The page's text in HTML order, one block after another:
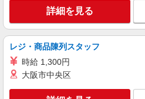
サービス付き高
時
時給1,193円〜
による ※一律処遇
〇土日祝勤務手
年末年始勤務手当
エイジフリー
キープ
詳細を見る
レジ・商品陳列スタッフ
時給 1,300円
大阪市中央区